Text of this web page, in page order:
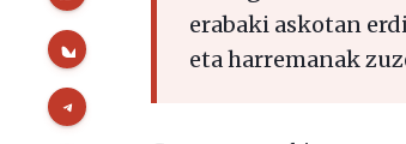
erabaki askotan
eta harremanak